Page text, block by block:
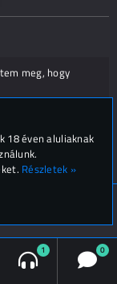
meg, hogy
1 0
18 éven aluliaknak
Részletek »